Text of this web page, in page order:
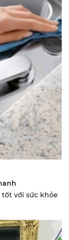
với sức khỏe